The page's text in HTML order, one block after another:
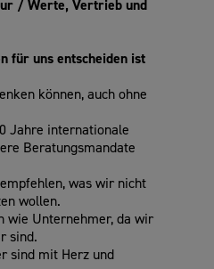
/ Werte, Vertrieb und
für uns entscheiden ist
können, auch ohne
internationale
Beratungsmandate
was wir nicht
wollen.
Unternehmer, da wir
sind.
mit Herz und